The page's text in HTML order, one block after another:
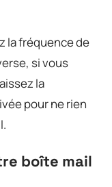
la fréquence de
si vous
la
pour ne rien
boîte mail